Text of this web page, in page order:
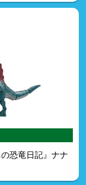
恐竜日記』ナナ